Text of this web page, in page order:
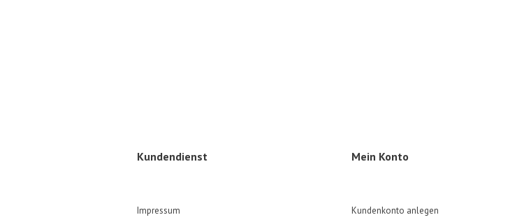
Kundendienst
Impressum
Mein Konto
Kundenkonto anlegen